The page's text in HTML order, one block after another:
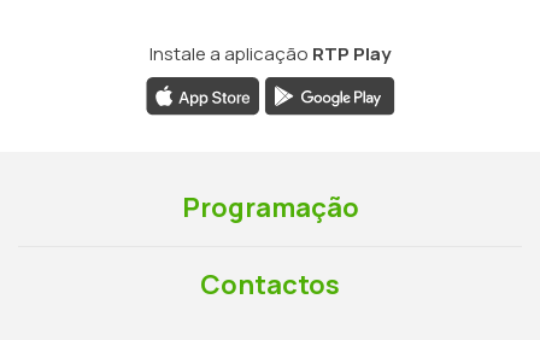
Instale a aplicação RTP Play
Programação
Contactos